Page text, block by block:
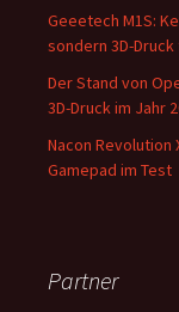
Geeetech M1S:
sondern 3D-
Der Stand von
3D-Druck im Jahr
Nacon Revolution
Gamepad im Test
Partner